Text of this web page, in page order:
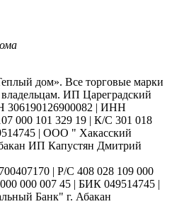
дом». Все торговые марки
ИП Цареградский
306190126900082 | ИНН
000 101 329 19 | К/С 301 018
| ООО " Хакасский
ИП Капустян Дмитрий
| Р/С 408 028 109 000
000 007 45 | БИК 049514745 |
Банк" г. Абакан